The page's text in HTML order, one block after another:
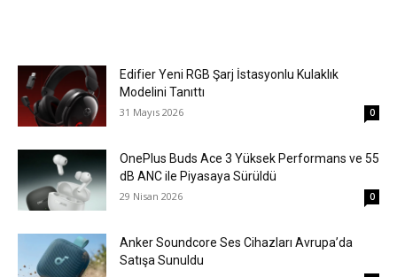
Edifier Yeni RGB Şarj İstasyonlu Kulaklık
Modelini Tanıttı
31 Mayıs 2026 0
OnePlus Buds Ace 3 Yüksek Performans ve 55
dB ANC ile Piyasaya Sürüldü
29 Nisan 2026 0
Anker Soundcore Ses Cihazları Avrupa’da
Satışa Sunuldu